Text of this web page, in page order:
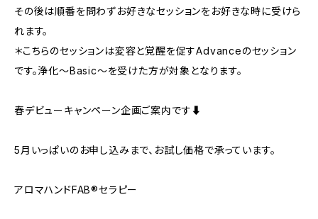
その後は順番を問わずお好きなセッションをお好きな時に受けら
れます。
＊こちらのセッションは変容と覚醒を促すAdvanceのセッション
です。浄化〜Basic〜を受けた方が対象となります。
春デビューキャンペーン企画ご案内です⬇︎
5月いっぱいのお申し込みまで、お試し価格で承っています。
アロマハンドFAB®︎セラピー